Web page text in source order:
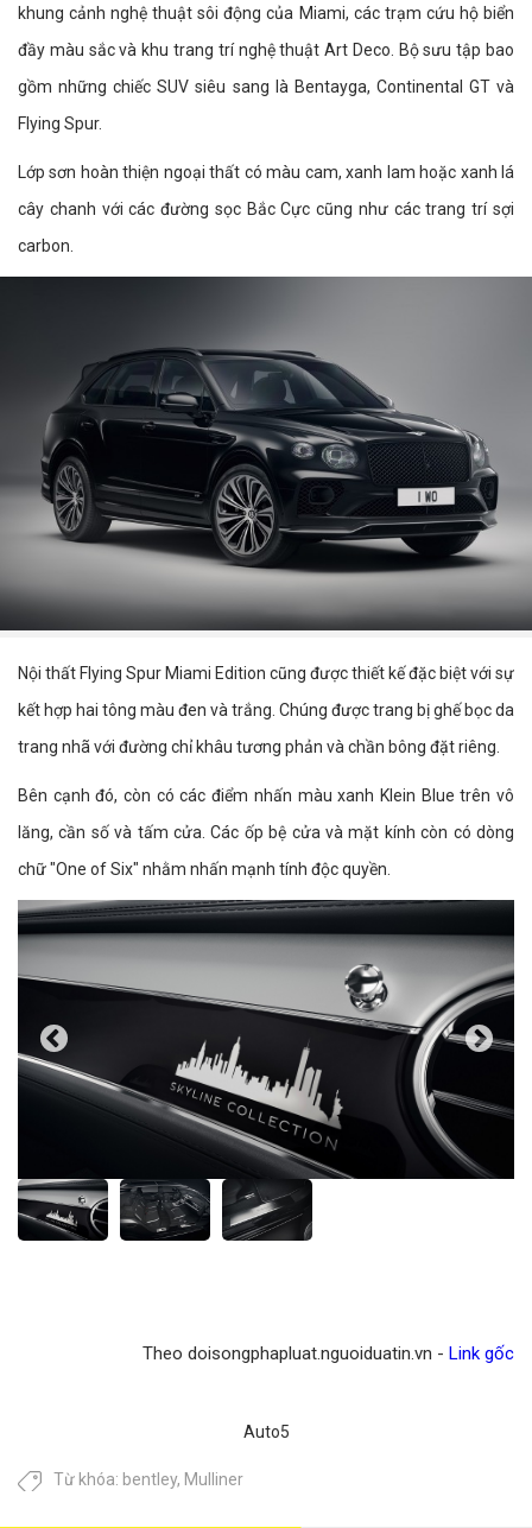
khung cảnh nghệ thuật sôi động của Miami, các trạm cứu hộ biển
đầy màu sắc và khu trang trí nghệ thuật Art Deco. Bộ sưu tập bao
gồm những chiếc SUV siêu sang là Bentayga, Continental GT và
Flying Spur.
Lớp sơn hoàn thiện ngoại thất có màu cam, xanh lam hoặc xanh lá
cây chanh với các đường sọc Bắc Cực cũng như các trang trí sợi
carbon.
Nội thất Flying Spur Miami Edition cũng được thiết kế đặc biệt với sự
kết hợp hai tông màu đen và trắng. Chúng được trang bị ghế bọc da
trang nhã với đường chỉ khâu tương phản và chần bông đặt riêng.
Bên cạnh đó, còn có các điểm nhấn màu xanh Klein Blue trên vô
lăng, cần số và tấm cửa. Các ốp bệ cửa và mặt kính còn có dòng
chữ "One of Six" nhằm nhấn mạnh tính độc quyền.
Theo doisongphapluat.nguoiduatin.vn - Link gốc
Auto5
Từ khóa: bentley, Mulliner